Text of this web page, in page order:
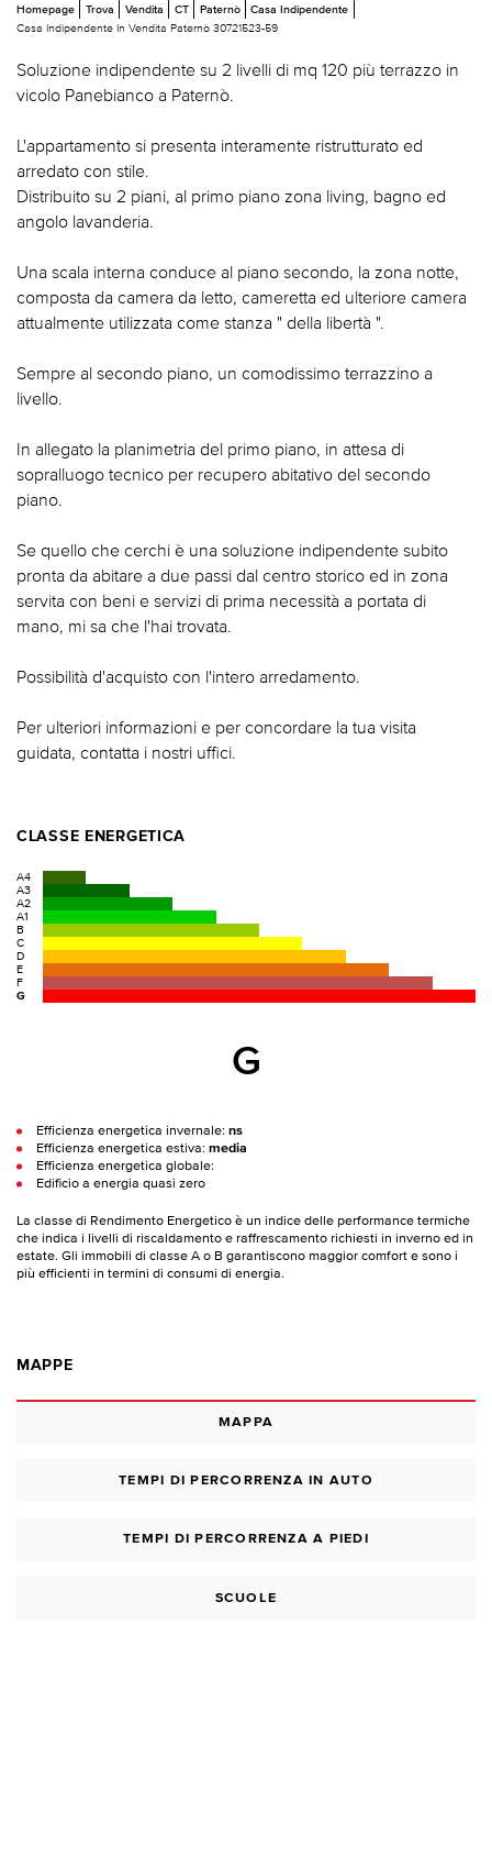
Homepage Trova Vendita CT Paternò
Casa Indipendente
Casa Indipendente In Vendita Paternò 30721523-59
Soluzione indipendente su 2 livelli di mq 120 più terrazzo in
vicolo Panebianco a Paternò.
L'appartamento si presenta interamente ristrutturato ed
arredato con stile.
Distribuito su 2 piani, al primo piano zona living, bagno ed
angolo lavanderia.
Una scala interna conduce al piano secondo, la zona notte,
composta da camera da letto, cameretta ed ulteriore camera
attualmente utilizzata come stanza " della libertà ".
Sempre al secondo piano, un comodissimo terrazzino a
livello.
In allegato la planimetria del primo piano, in attesa di
sopralluogo tecnico per recupero abitativo del secondo
piano.
Se quello che cerchi è una soluzione indipendente subito
pronta da abitare a due passi dal centro storico ed in zona
servita con beni e servizi di prima necessità a portata di
mano, mi sa che l'hai trovata.
Possibilità d'acquisto con l'intero arredamento.
Per ulteriori informazioni e per concordare la tua visita
guidata, contatta i nostri uffici.
CLASSE ENERGETICA
A4
A3
A2
A1
B
C
D
E
F
G
G
Efficienza energetica invernale: ns
Efficienza energetica estiva: media
Efficienza energetica globale:
Edificio a energia quasi zero
La classe di Rendimento Energetico è un indice delle performance termiche
che indica i livelli di riscaldamento e raffrescamento richiesti in inverno ed in
estate. Gli immobili di classe A o B garantiscono maggior comfort e sono i
più efficienti in termini di consumi di energia.
MAPPE
MAPPA
TEMPI DI PERCORRENZA IN AUTO
TEMPI DI PERCORRENZA A PIEDI
SCUOLE